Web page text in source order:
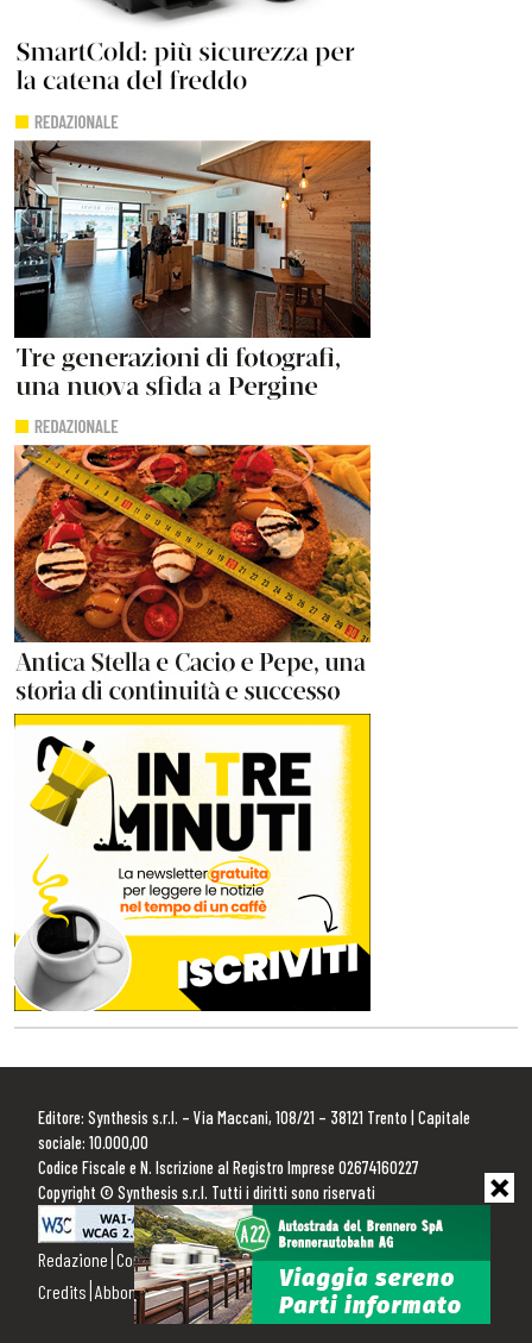
Editore: Synthesis s.r.l. – Via Maccani, 108/21 – 38121 Trento | Capitale
sociale: 10.000,00
Codice Fiscale e N. Iscrizione al Registro Imprese 02674160227
Copyright © Synthesis s.r.l. Tutti i diritti sono riservati
Redazione Contattaci Pubblicità Privacy Policy Cookie Policy
Credits Abbonamenti